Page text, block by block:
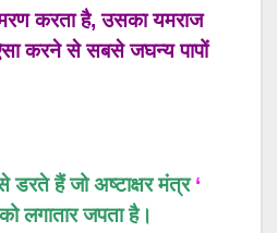
करता है,उसका यमराज
करने से सबसे जघन्य पापों
डरते हैं जो अष्टाक्षर मंत्र‘
को लगातार जपता है।